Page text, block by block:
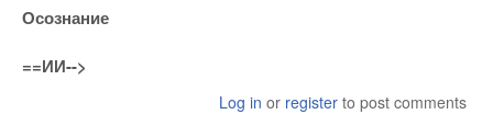
Осознание
==ИИ-->
Log in or register to post comments